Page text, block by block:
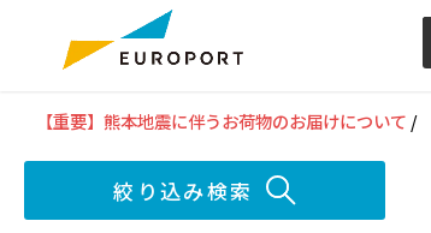
【重要】熊本地震に伴うお荷物のお届けについて /
絞り込み検索